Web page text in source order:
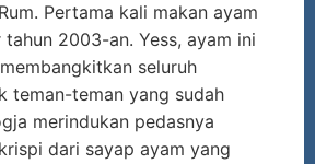
Pertama kali makan ayam
2003-an. Yess, ayam ini
seluruh
teman-teman yang sudah
merindukan pedasnya
dari sayap ayam yang